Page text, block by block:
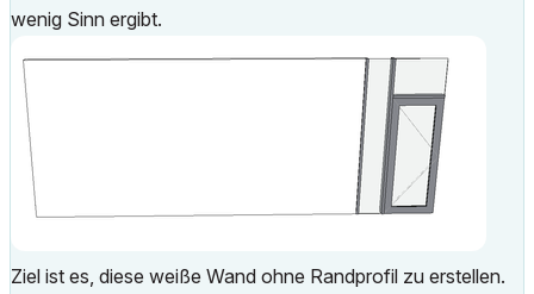
wenig Sinn ergibt.
Ziel ist es, diese weiße Wand ohne Randprofil zu erstellen.